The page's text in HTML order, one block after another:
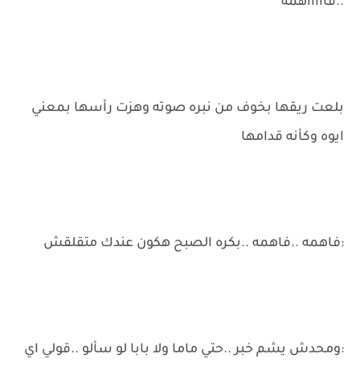
بلعت ريقها بخوف من نبره صوته وهزت رأسها بمعني
ايوه وكأنه قدامها
:فاهمه ..فاهمه ..بكره الصبح هكون عندك متقلقش
:ومحدش يشم خبر ..حتي ماما ولا بابا لو سألو ..قولي اي